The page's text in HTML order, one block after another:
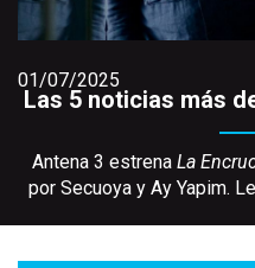
01/07/2025
Las 5 noticias más
Antena 3 estrena La
por Secuoya y Ay Yapim.